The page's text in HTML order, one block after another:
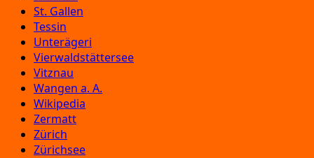
St. Gallen
Tessin
Unterägeri
Vierwaldstättersee
Vitznau
Wangen a. A.
Wikipedia
Zermatt
Zürich
Zürichsee